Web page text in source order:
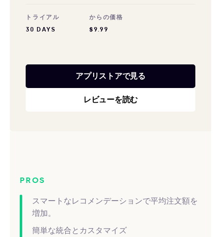
トライアル
30 DAYS
からの価格
$9.99
アプリストアで見る
レビューを読む
PROS
スマートなレコメンデーションで平均注文額を
増加。
簡単な統合とカスタマイズ